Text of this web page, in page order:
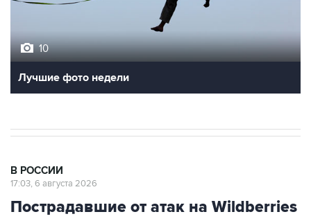
10
Лучшие фото недели
В РОССИИ
17:03, 6 августа 2026
Пострадавшие от атак на Wildberries